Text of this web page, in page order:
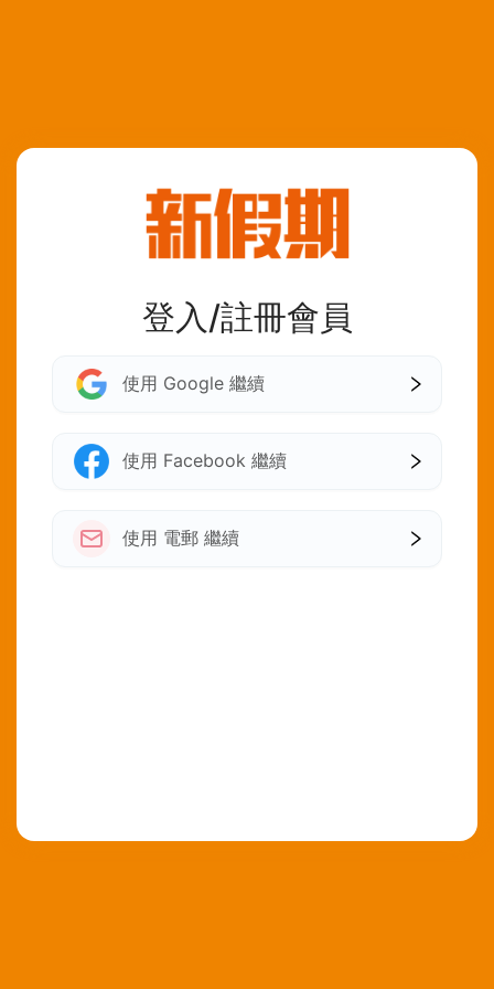
登入/註冊會員
使用 Google 繼續
使用 Facebook 繼續
使用 電郵 繼續